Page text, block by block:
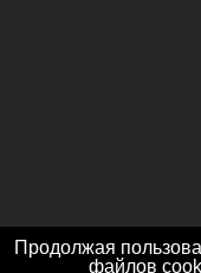
Продолжая
файлов